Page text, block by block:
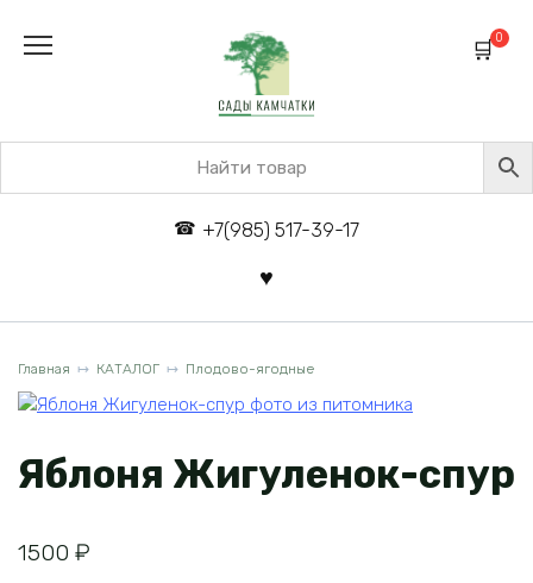
+7(985) 517-39-17
0
Главная КАТАЛОГ Плодово-ягодные
Яблоня Жигуленок-спур
1500 ₽